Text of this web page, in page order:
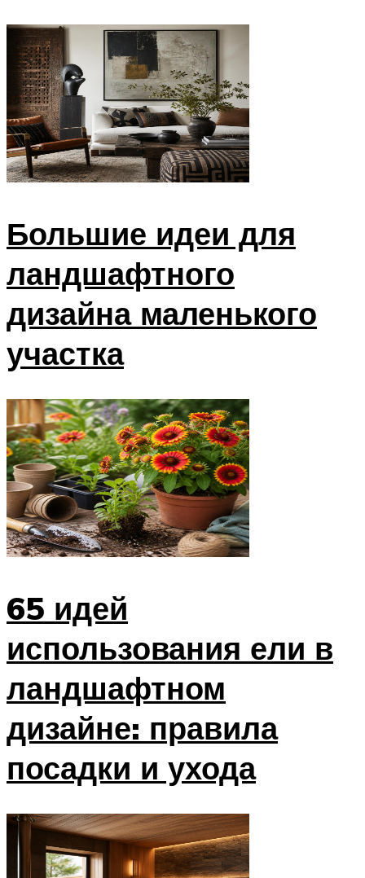
Большие идеи для
ландшафтного
дизайна маленького
участка
65 идей
использования ели в
ландшафтном
дизайне: правила
посадки и ухода